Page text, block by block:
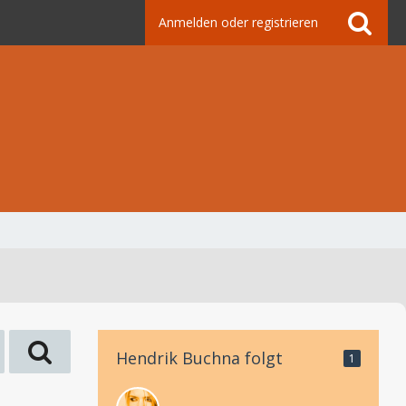
Anmelden oder registrieren
Hendrik Buchna folgt 1